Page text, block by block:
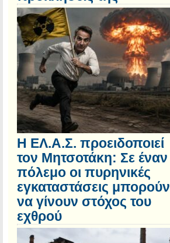
Η ΕΛ.Α.Σ. προειδοποιεί
τον Μητσοτάκη: Σε έναν
πόλεμο οι πυρηνικές
εγκαταστάσεις μπορούν
να γίνουν στόχος του
εχθρού